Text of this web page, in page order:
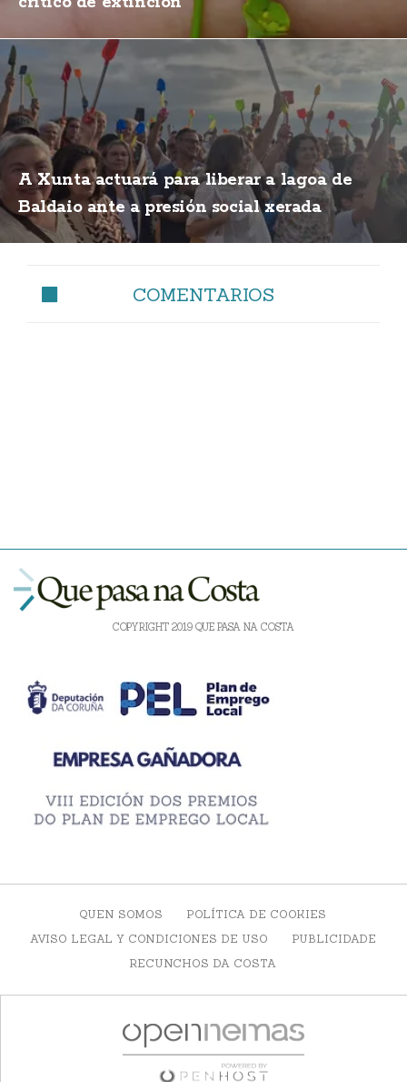
A Xunta actuará para liberar a lagoa de
Baldaio ante a presión social xerada
COMENTARIOS
COPYRIGHT 2019 QUE PASA NA COSTA
QUEN SOMOS
POLÍTICA DE COOKIES
AVISO LEGAL Y CONDICIONES DE USO
PUBLICIDADE
RECUNCHOS DA COSTA